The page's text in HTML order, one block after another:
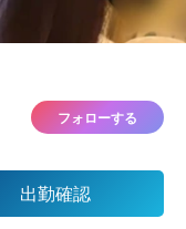
フォローする
出勤確認